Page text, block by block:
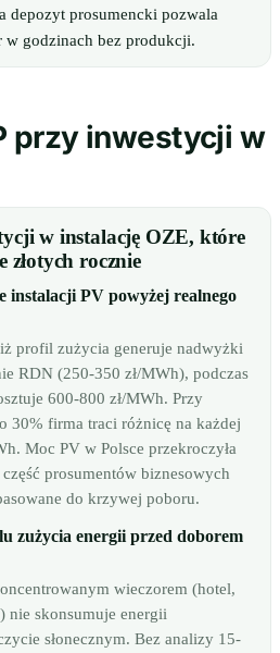
depozyt prosumencki pozwala
w godzinach bez produkcji.
przy inwestycji w
w instalację OZE, które
złotych rocznie
instalacji PV powyżej realnego
profil zużycia generuje nadwyżki
RDN (250-350 zł/MWh), podczas
600-800 zł/MWh. Przy
30% firma traci różnicę na każdej
Moc PV w Polsce przekroczyła
prosumentów biznesowych
do krzywej poboru.
zużycia energii przed doborem
wieczorem (hotel,
nie skonsumuje energii
słonecznym. Bez analizy 15-